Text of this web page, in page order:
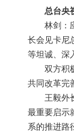
总台央
林剑：
长会见卡尼
等坦诚、深
双方积
共同改革完
王毅外
最重要启示
系的推进路